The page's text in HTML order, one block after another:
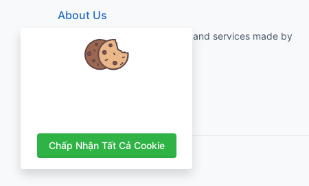
About Us
qartvelo.com free online tools and services made by
KAKHA13
Chấp Nhận Tất Cả Cookie